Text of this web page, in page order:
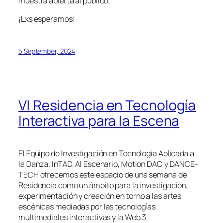
¡Lxs esperamos!
5 September, 2024
VI Residencia en Tecnología
Interactiva para la Escena
El Equipo de Investigación en Tecnología Aplicada a
la Danza, InTAD, Al Escenario, Motion DAO y DANCE-
TECH ofrecemos este espacio de una semana de
Residencia como un ámbito para la investigación,
experimentación y creación en torno a las artes
escénicas mediadas por las tecnologías
multimediales interactivas y la Web.3